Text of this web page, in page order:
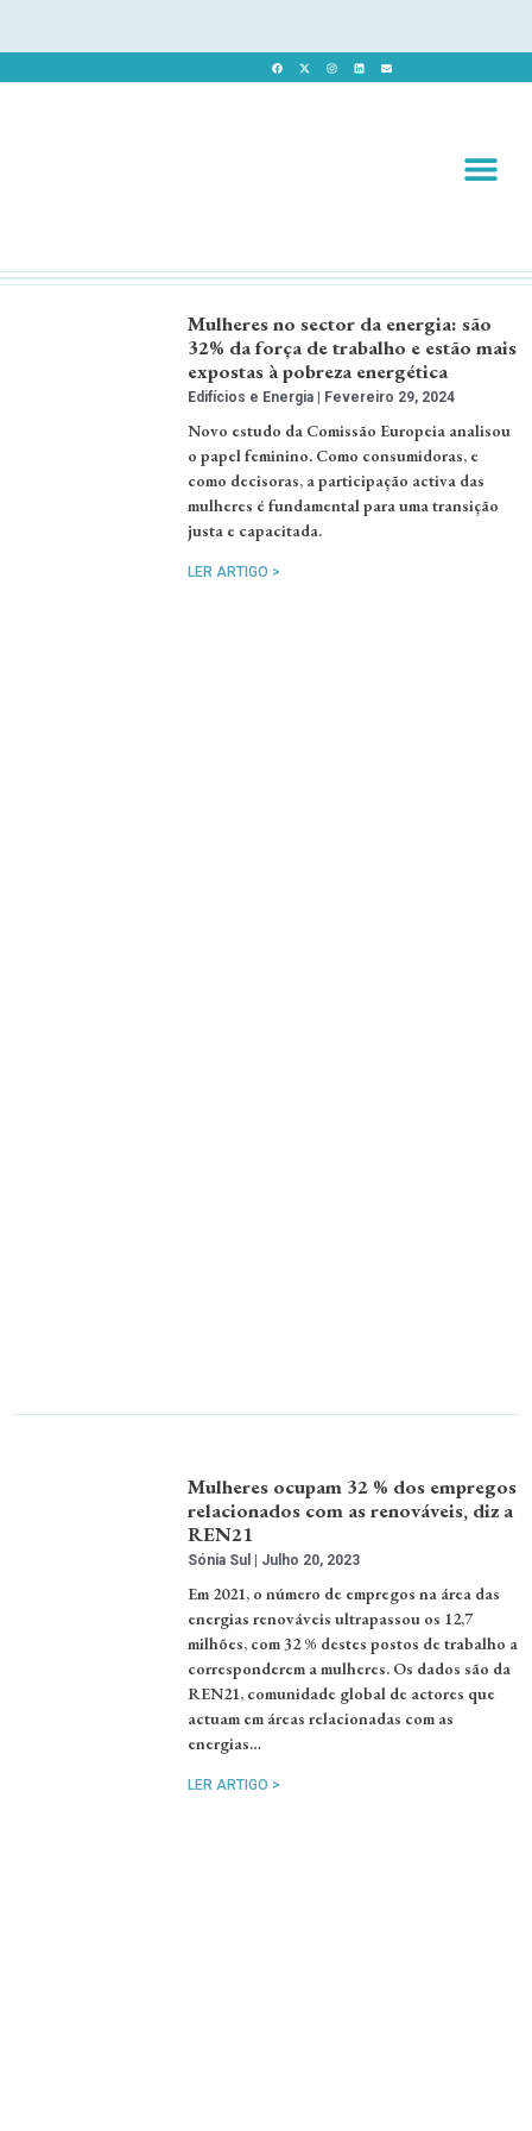
Mulheres no sector da energia: são
32% da força de trabalho e estão mais
expostas à pobreza energética
Edifícios e Energia Fevereiro 29, 2024
Novo estudo da Comissão Europeia analisou
o papel feminino. Como consumidoras, e
como decisoras, a participação activa das
mulheres é fundamental para uma transição
justa e capacitada.
LER ARTIGO >
Mulheres ocupam 32 % dos empregos
relacionados com as renováveis, diz a
REN21
Sónia Sul Julho 20, 2023
Em 2021, o número de empregos na área das
energias renováveis ultrapassou os 12,7
milhões, com 32 % destes postos de trabalho a
corresponderem a mulheres. Os dados são da
REN21, comunidade global de actores que
actuam em áreas relacionadas com as
energias…
LER ARTIGO >